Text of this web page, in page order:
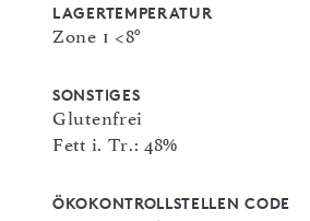
LAGERTEMPERATUR
Zone 1 <8°
SONSTIGES
Glutenfrei
Fett i. Tr.: 48%
ÖKOKONTROLLSTELLEN CODE